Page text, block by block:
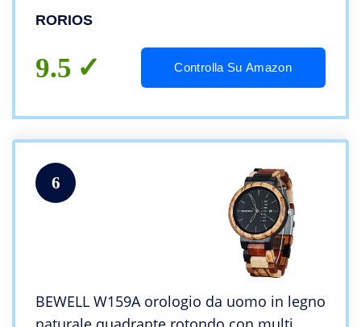
Legno
RORIOS
9.5 Controlla Su Amazon
6
BEWELL W159A orologio da uomo in legno